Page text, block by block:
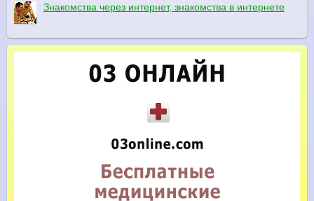
Знакомства через интернет, знакомства в интернете